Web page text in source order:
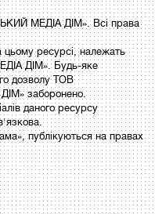
МЕДІА ДІМ». Всі права
цьому ресурсі, належать
ДІМ». Будь-яке
дозволу ТОВ
заборонено.
даного ресурсу
публікуються на правах